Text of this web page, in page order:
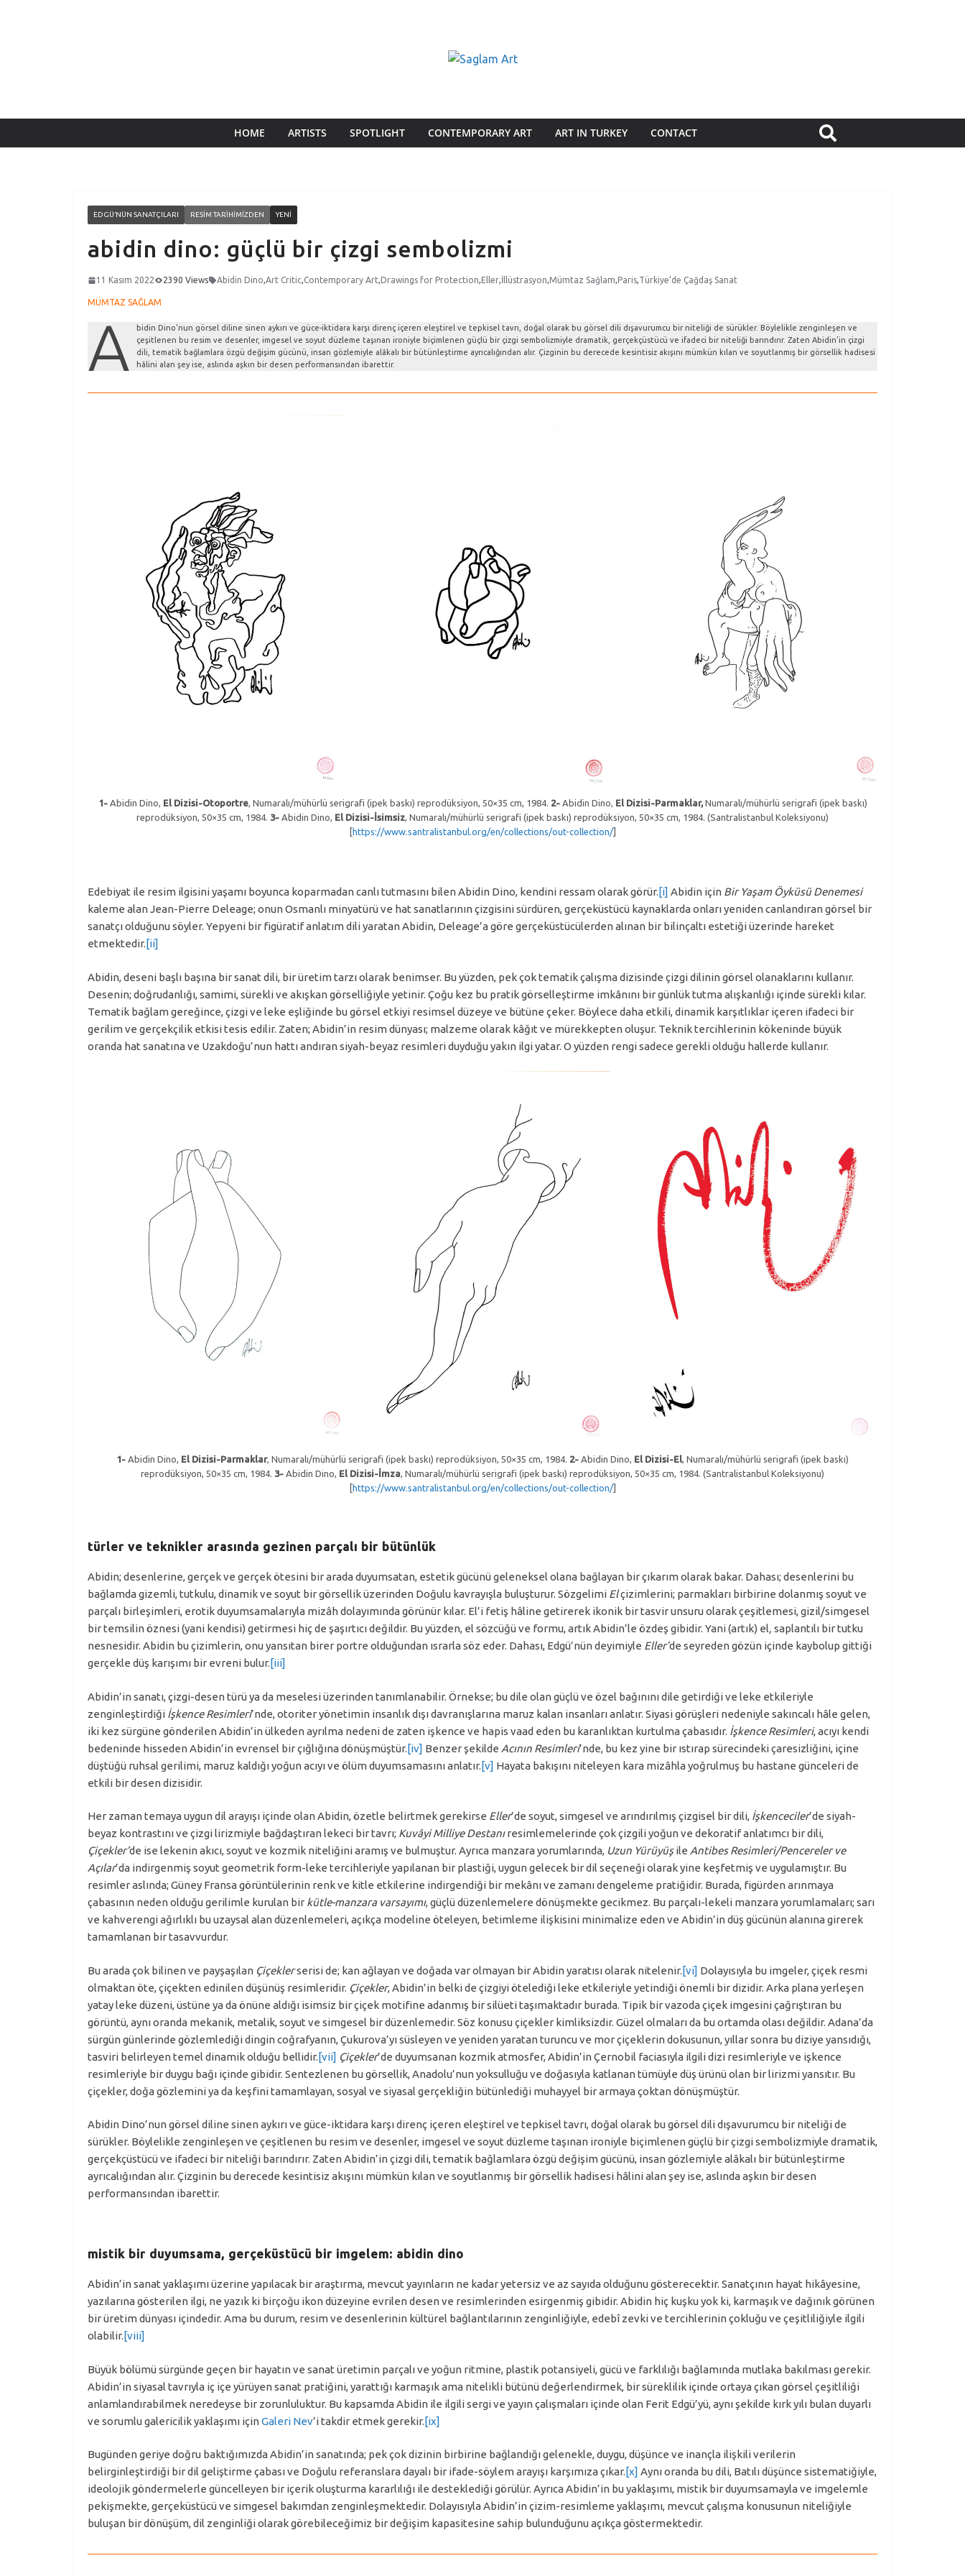
HOME ARTISTS SPOTLIGHT CONTEMPORARY ART ART IN TURKEY CONTACT
EDGÜ’NÜN SANATÇILARI RESIM TARIHIMIZDEN YENI
abidin dino: güçlü bir çizgi sembolizmi
11 Kasım 2022 2390 Views Abidin Dino,Art Critic,Contemporary Art,Drawings for Protection,Eller,İllüstrasyon,Mümtaz Sağlam,Paris,Türkiye’de Çağdaş Sanat
MÜMTAZ SAĞLAM
A
bidin Dino’nun görsel diline sinen aykırı ve güce-iktidara karşı direnç içeren eleştirel ve tepkisel tavrı, doğal olarak bu görsel dili dışavurumcu bir niteliği de sürükler. Böylelikle zenginleşen ve
çeşitlenen bu resim ve desenler, imgesel ve soyut düzleme taşınan ironiyle biçimlenen güçlü bir çizgi sembolizmiyle dramatik, gerçekçüstücü ve ifadeci bir niteliği barındırır. Zaten Abidin’in çizgi
dili, tematik bağlamlara özgü değişim gücünü, insan gözlemiyle alâkalı bir bütünleştirme ayrıcalığından alır. Çizginin bu derecede kesintisiz akışını mümkün kılan ve soyutlanmış bir görsellik hadisesi
hâlini alan şey ise, aslında aşkın bir desen performansından ibarettir.
1- Abidin Dino, El Dizisi-Otoportre, Numaralı/mühürlü serigrafi (ipek baskı) reprodüksiyon, 50×35 cm, 1984. 2-Abidin Dino, El Dizisi-Parmaklar, Numaralı/mühürlü serigrafi (ipek baskı)
reprodüksiyon, 50×35 cm, 1984. 3- Abidin Dino, El Dizisi-İsimsiz, Numaralı/mühürlü serigrafi (ipek baskı) reprodüksiyon, 50×35 cm, 1984. (Santralistanbul Koleksiyonu)
https://www.santralistanbul.org/en/collections/out-collection/]
Edebiyat ile resim ilgisini yaşamı boyunca koparmadan canlı tutmasını bilen Abidin Dino, kendini ressam olarak görür. [i] Abidin için Bir Yaşam Öyküsü Denemesi
kaleme alan Jean-Pierre Deleage; onun Osmanlı minyatürü ve hat sanatlarının çizgisini sürdüren, gerçeküstücü kaynaklarda onları yeniden canlandıran görsel bir
sanatçı olduğunu söyler. Yepyeni bir figüratif anlatım dili yaratan Abidin, Deleage’a göre gerçeküstücülerden alınan bir bilinçaltı estetiği üzerinde hareket
etmektedir. [ii]
Abidin, deseni başlı başına bir sanat dili, bir üretim tarzı olarak benimser. Bu yüzden, pek çok tematik çalışma dizisinde çizgi dilinin görsel olanaklarını kullanır.
Desenin; doğrudanlığı, samimi, sürekli ve akışkan görselliğiyle yetinir. Çoğu kez bu pratik görselleştirme imkânını bir günlük tutma alışkanlığı içinde sürekli kılar.
Tematik bağlam gereğince, çizgi ve leke eşliğinde bu görsel etkiyi resimsel düzeye ve bütüne çeker. Böylece daha etkili, dinamik karşıtlıklar içeren ifadeci bir
gerilim ve gerçekçilik etkisi tesis edilir. Zaten; Abidin’in resim dünyası; malzeme olarak kâğıt ve mürekkepten oluşur. Teknik tercihlerinin kökeninde büyük
oranda hat sanatına ve Uzakdoğu’nun hattı andıran siyah-beyaz resimleri duyduğu yakın ilgi yatar. O yüzden rengi sadece gerekli olduğu hallerde kullanır.
1- Abidin Dino, El Dizisi-Parmaklar, Numaralı/mühürlü serigrafi (ipek baskı) reprodüksiyon, 50×35 cm, 1984. 2- Abidin Dino, El Dizisi-El, Numaralı/mühürlü serigrafi (ipek baskı)
reprodüksiyon, 50×35 cm, 1984. 3- Abidin Dino, El Dizisi-İmza, Numaralı/mühürlü serigrafi (ipek baskı) reprodüksiyon, 50×35 cm, 1984. (Santralistanbul Koleksiyonu)
https://www.santralistanbul.org/en/collections/out-collection/]
türler ve teknikler arasında gezinen parçalı bir bütünlük
Abidin; desenlerine, gerçek ve gerçek ötesini bir arada duyumsatan, estetik gücünü geleneksel olana bağlayan bir çıkarım olarak bakar. Dahası; desenlerini bu
bağlamda gizemli, tutkulu, dinamik ve soyut bir görsellik üzerinden Doğulu kavrayışla buluşturur. Sözgelimi Elçizimlerini; parmakları birbirine dolanmış soyut ve
parçalı birleşimleri, erotik duyumsamalarıyla mizâh dolayımında görünür kılar. El’i fetiş hâline getirerek ikonik bir tasvir unsuru olarak çeşitlemesi, gizil/simgesel
bir temsilin öznesi (yani kendisi) getirmesi hiç de şaşırtıcı değildir. Bu yüzden, el sözcüğü ve formu, artık Abidin’le özdeş gibidir. Yani (artık) el, saplantılı bir tutku
nesnesidir. Abidin bu çizimlerin, onu yansıtan birer portre olduğundan ısrarla söz eder. Dahası, Edgü’nün deyimiyle Eller’de seyreden gözün içinde kaybolup gittiği
gerçekle düş karışımı bir evreni bulur. [iii]
Abidin’in sanatı, çizgi-desen türü ya da meselesi üzerinden tanımlanabilir. Örnekse; bu dile olan güçlü ve özel bağınını dile getirdiği ve leke etkileriyle
zenginleştirdiği İşkence Resimleri’nde, otoriter yönetimin insanlık dışı davranışlarına maruz kalan insanları anlatır. Siyasi görüşleri nedeniyle sakıncalı hâle gelen,
iki kez sürgüne gönderilen Abidin’in ülkeden ayrılma nedeni de zaten işkence ve hapis vaad eden bu karanlıktan kurtulma çabasıdır. İşkence Resimleri, acıyı kendi
bedeninde hisseden Abidin’in evrensel bir çığlığına dönüşmüştür. [iv] Benzer şekilde Acının Resimleri’nde, bu kez yine bir ıstırap sürecindeki çaresizliğini, içine
düştüğü ruhsal gerilimi, maruz kaldığı yoğun acıyı ve ölüm duyumsamasını anlatır. [v] Hayata bakışını niteleyen kara mizâhla yoğrulmuş bu hastane günceleri de
etkili bir desen dizisidir.
Her zaman temaya uygun dil arayışı içinde olan Abidin, özetle belirtmek gerekirse Eller’de soyut, simgesel ve arındırılmış çizgisel bir dili, İşkenceciler’de siyah-
beyaz kontrastını ve çizgi lirizmiyle bağdaştıran lekeci bir tavrı; Kuvâyi Milliye Destanıresimlemelerinde çok çizgili yoğun ve dekoratif anlatımcı bir dili,
Çiçekler’de ise lekenin akıcı, soyut ve kozmik niteliğini aramış ve bulmuştur. Ayrıca manzara yorumlarında, Uzun Yürüyüşile Antibes Resimleri/Pencereler ve
Açılar’da indirgenmiş soyut geometrik form-leke tercihleriyle yapılanan bir plastiği, uygun gelecek bir dil seçeneği olarak yine keşfetmiş ve uygulamıştır. Bu
resimler aslında; Güney Fransa görüntülerinin renk ve kitle etkilerine indirgendiği bir mekânı ve zamanı dengeleme pratiğidir. Burada, figürden arınmaya
çabasının neden olduğu gerilimle kurulan bir kütle-manzara varsayımı, güçlü düzenlemelere dönüşmekte gecikmez. Bu parçalı-lekeli manzara yorumlamaları; sarı
ve kahverengi ağırlıklı bu uzaysal alan düzenlemeleri, açıkça modeline öteleyen, betimleme ilişkisini minimalize eden ve Abidin’in düş gücünün alanına girerek
tamamlanan bir tasavvurdur.
Bu arada çok bilinen ve payşaşılan Çiçeklerserisi de; kan ağlayan ve doğada var olmayan bir Abidin yaratısı olarak nitelenir. [vi] Dolayısıyla bu imgeler, çiçek resmi
olmaktan öte, çiçekten edinilen düşünüş resimleridir. Çiçekler, Abidin’in belki de çizgiyi ötelediği leke etkileriyle yetindiği önemli bir dizidir. Arka plana yerleşen
yatay leke düzeni, üstüne ya da önüne aldığı isimsiz bir çiçek motifine adanmış bir silüeti taşımaktadır burada. Tipik bir vazoda çiçek imgesini çağrıştıran bu
görüntü, aynı oranda mekanik, metalik, soyut ve simgesel bir düzenlemedir. Söz konusu çiçekler kimliksizdir. Güzel olmaları da bu ortamda olası değildir. Adana’da
sürgün günlerinde gözlemlediği dingin coğrafyanın, Çukurova’yı süsleyen ve yeniden yaratan turuncu ve mor çiçeklerin dokusunun, yıllar sonra bu diziye yansıdığı,
tasviri belirleyen temel dinamik olduğu bellidir. [vii] Çiçekler’de duyumsanan kozmik atmosfer, Abidin’in Çernobil faciasıyla ilgili dizi resimleriyle ve işkence
resimleriyle bir duygu bağı içinde gibidir. Sentezlenen bu görsellik, Anadolu’nun yoksulluğu ve doğasıyla katlanan tümüyle düş ürünü olan bir lirizmi yansıtır. Bu
çiçekler, doğa gözlemini ya da keşfini tamamlayan, sosyal ve siyasal gerçekliğin bütünlediği muhayyel bir armaya çoktan dönüşmüştür.
Abidin Dino’nun görsel diline sinen aykırı ve güce-iktidara karşı direnç içeren eleştirel ve tepkisel tavrı, doğal olarak bu görsel dili dışavurumcu bir niteliği de
sürükler. Böylelikle zenginleşen ve çeşitlenen bu resim ve desenler, imgesel ve soyut düzleme taşınan ironiyle biçimlenen güçlü bir çizgi sembolizmiyle dramatik,
gerçekçüstücü ve ifadeci bir niteliği barındırır. Zaten Abidin’in çizgi dili, tematik bağlamlara özgü değişim gücünü, insan gözlemiyle alâkalı bir bütünleştirme
ayrıcalığından alır. Çizginin bu derecede kesintisiz akışını mümkün kılan ve soyutlanmış bir görsellik hadisesi hâlini alan şey ise, aslında aşkın bir desen
performansından ibarettir.
mistik bir duyumsama, gerçeküstücü bir imgelem: abidin dino
Abidin’in sanat yaklaşımı üzerine yapılacak bir araştırma, mevcut yayınların ne kadar yetersiz ve az sayıda olduğunu gösterecektir. Sanatçının hayat hikâyesine,
yazılarına gösterilen ilgi, ne yazık ki birçoğu ikon düzeyine evrilen desen ve resimlerinden esirgenmiş gibidir. Abidin hiç kuşku yok ki, karmaşık ve dağınık görünen
bir üretim dünyası içindedir. Ama bu durum, resim ve desenlerinin kültürel bağlantılarının zenginliğiyle, edebî zevki ve tercihlerinin çokluğu ve çeşitliliğiyle ilgili
olabilir. [viii]
Büyük bölümü sürgünde geçen bir hayatın ve sanat üretimin parçalı ve yoğun ritmine, plastik potansiyeli, gücü ve farklılığı bağlamında mutlaka bakılması gerekir.
Abidin’in siyasal tavrıyla iç içe yürüyen sanat pratiğini, yarattığı karmaşık ama nitelikli bütünü değerlendirmek, bir süreklilik içinde ortaya çıkan görsel çeşitliliği
anlamlandırabilmek neredeyse bir zorunluluktur. Bu kapsamda Abidin ile ilgili sergi ve yayın çalışmaları içinde olan Ferit Edgü’yü, aynı şekilde kırk yılı bulan duyarlı
ve sorumlu galericilik yaklaşımı içinGaleri Nev’i takdir etmek gerekir. [ix]
Bugünden geriye doğru baktığımızda Abidin’in sanatında; pek çok dizinin birbirine bağlandığı gelenekle, duygu, düşünce ve inançla ilişkili verilerin
belirginleştirdiği bir dil geliştirme çabası ve Doğulu referanslara dayalı bir ifade-söylem arayışı karşımıza çıkar. [x] Aynı oranda bu dili, Batılı düşünce sistematiğiyle,
ideolojik göndermelerle güncelleyen bir içerik oluşturma kararlılığı ile desteklediği görülür. Ayrıca Abidin’in bu yaklaşımı, mistik bir duyumsamayla ve imgelemle
pekişmekte, gerçeküstücü ve simgesel bakımdan zenginleşmektedir. Dolayısıyla Abidin’in çizim-resimleme yaklaşımı, mevcut çalışma konusunun niteliğiyle
buluşan bir dönüşüm, dil zenginliği olarak görebileceğimiz bir değişim kapasitesine sahip bulunduğunu açıkça göstermektedir.